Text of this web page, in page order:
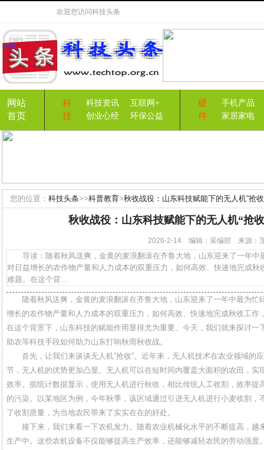
欢迎您访问科技头条
网站
首页
科
技
科技资讯
互联网+
创业心经
环保公益
硬
件
手机产品
家居家电
您的位置： 科技头条>>科普教育>秋收战役：山东科技赋能下的无人机“抢
秋收战役：山东科技赋能下的无人机“抢
2026-2-14 编辑：采编部 来源
导读：随着秋风送爽，金黄的麦浪翻滚在齐鲁大地，山东迎来了一年
对日益增长的农作物产量和人力成本的双重压力，如何高效、快速地完成
难题。在这个背...
随着秋风送爽，金黄的麦浪翻滚在齐鲁大地，山东迎来了一年中最为
增长的农作物产量和人力成本的双重压力，如何高效、快速地完成秋收工作
在这个背景下，山东科技的赋能作用显得尤为重要。今天，我们就来探讨一
助农等科技手段如何助力山东打响秋雨秋收战。
首先，让我们来谈谈无人机“抢收”。近年来，无人机技术在农业领域的
节，无人机的优势更加凸显。无人机可以在短时间内覆盖大面积的农田，实
效率。据统计数据显示，使用无人机进行秋收，相比传统人工收割，效率提
的污染。以某地区为例，今年秋季，该区域通过引进无人机进行小麦收割，
了收割质量，为当地农民带来了实实在在的好处。
接下来，我们来看一下农机发力。随着农业机械化水平的不断提高，越
生产中。这些农机设备不仅能够提高生产效率，还能够减轻农民的劳动强度